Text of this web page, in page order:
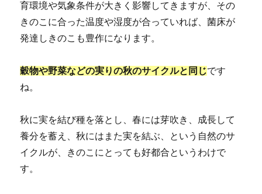
育環境や気象条件が大きく影響してきますが、その
きのこに合った温度や湿度が合っていれば、菌床が
発達しきのこも豊作になります。
穀物や野菜などの実りの秋のサイクルと同じです
ね。
秋に実を結び種を落とし、春には芽吹き、成長して
養分を蓄え、秋にはまた実を結ぶ、という自然のサ
イクルが、きのこにとっても好都合というわけで
す。